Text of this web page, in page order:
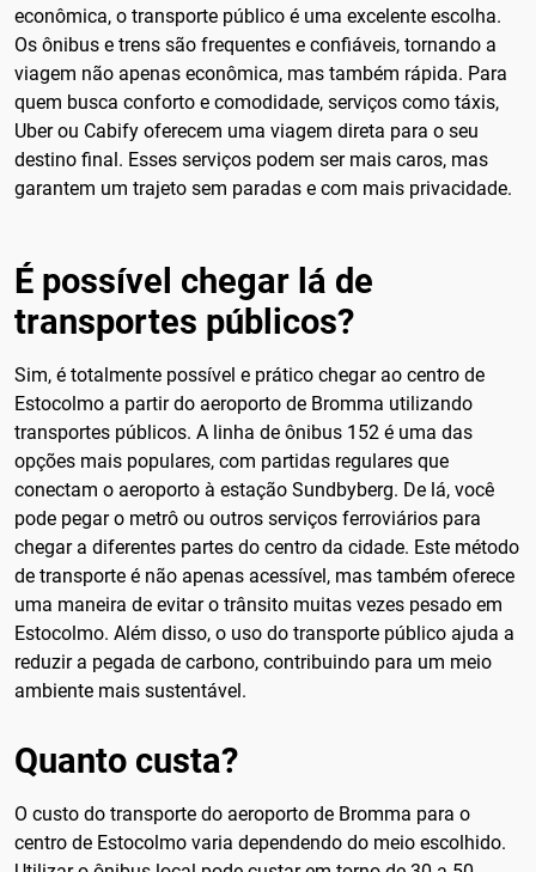
econômica, o transporte público é uma excelente escolha.
Os ônibus e trens são frequentes e confiáveis, tornando a
viagem não apenas econômica, mas também rápida. Para
quem busca conforto e comodidade, serviços como táxis,
Uber ou Cabify oferecem uma viagem direta para o seu
destino final. Esses serviços podem ser mais caros, mas
garantem um trajeto sem paradas e com mais privacidade.
É possível chegar lá de
transportes públicos?
Sim, é totalmente possível e prático chegar ao centro de
Estocolmo a partir do aeroporto de Bromma utilizando
transportes públicos. A linha de ônibus 152 é uma das
opções mais populares, com partidas regulares que
conectam o aeroporto à estação Sundbyberg. De lá, você
pode pegar o metrô ou outros serviços ferroviários para
chegar a diferentes partes do centro da cidade. Este método
de transporte é não apenas acessível, mas também oferece
uma maneira de evitar o trânsito muitas vezes pesado em
Estocolmo. Além disso, o uso do transporte público ajuda a
reduzir a pegada de carbono, contribuindo para um meio
ambiente mais sustentável.
Quanto custa?
O custo do transporte do aeroporto de Bromma para o
centro de Estocolmo varia dependendo do meio escolhido.